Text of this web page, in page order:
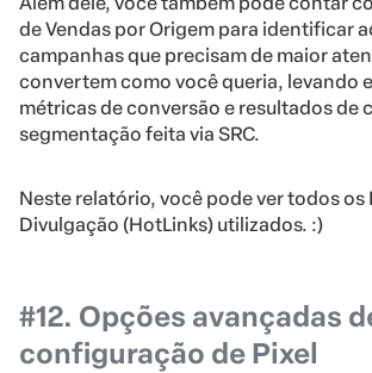
de Vendas por Origem para identificar
campanhas que precisam de maior
convertem como você queria, levando
métricas de conversão e resultados de
segmentação feita via SRC.
Neste relatório, você pode ver todos os
Divulgação (HotLinks) utilizados. :)
#12. Opções avançadas
configuração de Pixel